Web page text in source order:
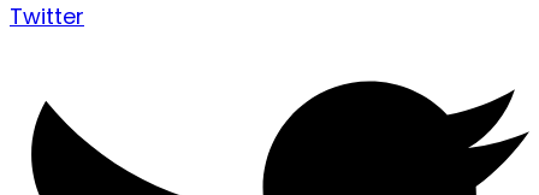
Twitter